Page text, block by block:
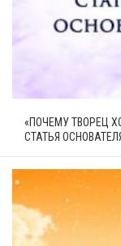
«ПОЧЕМУ ТВОРЕЦ
СТАТЬЯ